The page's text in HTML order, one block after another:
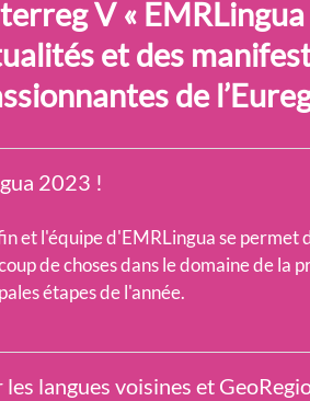
V «
et des
de
2023 !
et l'équipe d'EMRLingua se
de choses dans le domaine de
étapes de l'année.
langues voisines et